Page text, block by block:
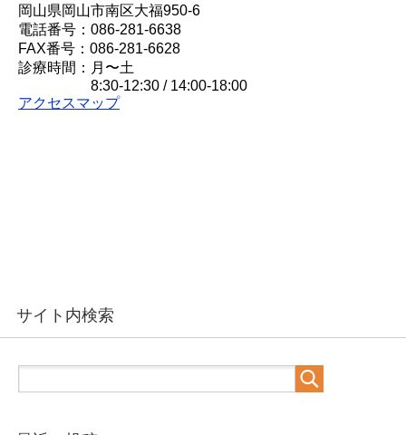
岡山県岡山市南区大福950-6
電話番号：086-281-6638
FAX番号：086-281-6628
診療時間：月〜土
8:30-12:30 / 14:00-18:00
アクセスマップ
サイト内検索